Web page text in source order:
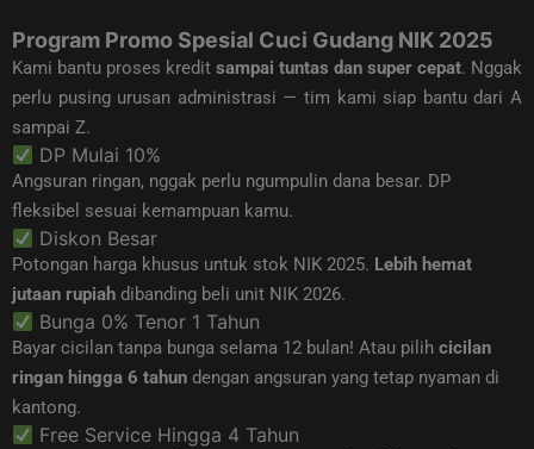
Program Promo Spesial Cuci Gudang NIK 2025
Kami bantu proses kredit sampai tuntas dan super cepat. Nggak
perlu pusing urusan administrasi — tim kami siap bantu dari A
sampai Z.
DP Mulai 10%
Angsuran ringan, nggak perlu ngumpulin dana besar. DP
fleksibel sesuai kemampuan kamu.
Diskon Besar
Potongan harga khusus untuk stok NIK 2025. Lebih hemat
jutaan rupiah dibanding beli unit NIK 2026.
Bunga 0% Tenor 1 Tahun
Bayar cicilan tanpa bunga selama 12 bulan! Atau pilih cicilan
ringan hingga 6 tahun dengan angsuran yang tetap nyaman di
kantong.
Free Service Hingga 4 Tahun